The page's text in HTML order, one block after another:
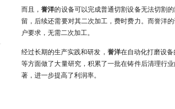
而且，誉洋的设备可以完成普通切割设备无法切割
留，后续还需要对其二次加工，费时费力。而誉洋
户要求，无需二次加工。
经过长期的生产实践和研发， 誉洋在自动化打磨设
等方面做了大量研究，积累了一批在铸件后清理行
著，进一步提高了利润率。